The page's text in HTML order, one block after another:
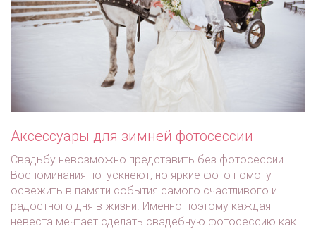
Аксессуары для зимней фотосессии
Свадьбу невозможно представить без фотосессии.
Воспоминания потускнеют, но яркие фото помогут
освежить в памяти события самого счастливого и
радостного дня в жизни. Именно поэтому каждая
невеста мечтает сделать свадебную фотосессию как